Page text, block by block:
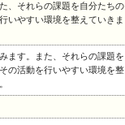
、それらの課題を自分たちの
いやすい環境を整えていきま
ます。また、それらの課題を
の活動を行いやすい環境を整